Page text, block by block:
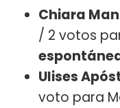
Chiara
/ 2 votos
Ulises
voto para